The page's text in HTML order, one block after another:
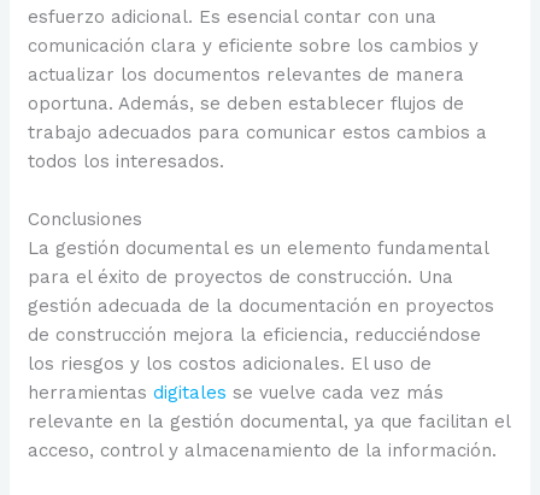
esfuerzo adicional. Es esencial contar con una
comunicación clara y eficiente sobre los cambios y
actualizar los documentos relevantes de manera
oportuna. Además, se deben establecer flujos de
trabajo adecuados para comunicar estos cambios a
todos los interesados.
Conclusiones
La gestión documental es un elemento fundamental
para el éxito de proyectos de construcción. Una
gestión adecuada de la documentación en proyectos
de construcción mejora la eficiencia, reducciéndose
los riesgos y los costos adicionales. El uso de
herramientasdigitales se vuelve cada vez más
relevante en la gestión documental, ya que facilitan el
acceso, control y almacenamiento de la información.